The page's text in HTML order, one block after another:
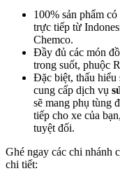
100% sản phẩm
trực tiếp từ
Chemco.
Đầy đủ các món
trong suốt, phuộc
Đặc biệt, thấu hiểu
cung cấp dịch vụ
sẽ mang phụ tùng
tiếp cho xe của
tuyệt đối.
Ghé ngay các chi nhánh
chi tiết: